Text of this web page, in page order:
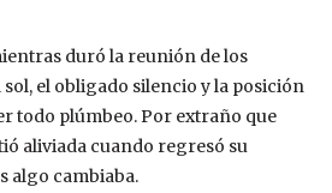
duró la reunión de los
el obligado silencio y la posición
todo plúmbeo. Por extraño que
aliviada cuando regresó su
algo cambiaba.